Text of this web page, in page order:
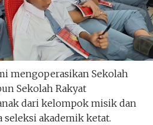
mengoperasikan Sekolah
Sekolah Rakyat
dari kelompok misik dan
akademik ketat.